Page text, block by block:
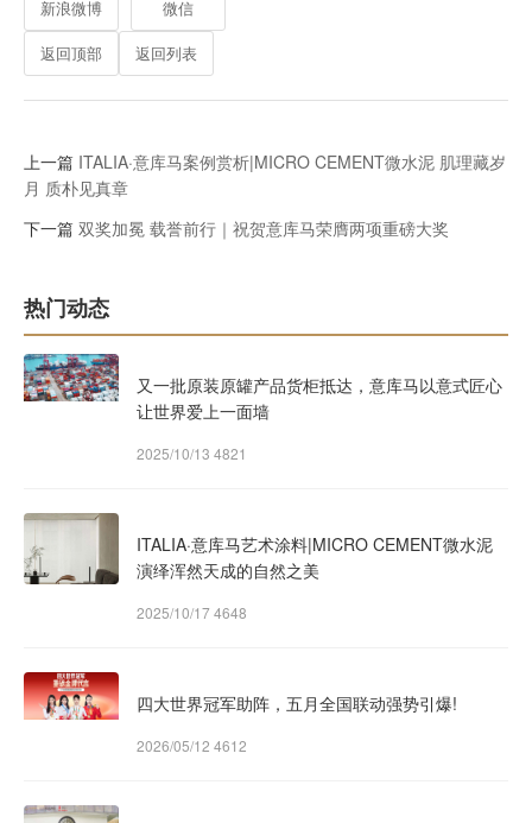
新浪微博
微信
返回顶部
返回列表
上一篇 ITALIA·意库马案例赏析|MICRO CEMENT微水泥 肌理藏岁
月 质朴见真章
下一篇 双奖加冕 载誉前行｜祝贺意库马荣膺两项重磅大奖
热门动态
又一批原装原罐产品货柜抵达，意库马以意式匠心
让世界爱上一面墙
2025/10/13 4821
ITALIA·意库马艺术涂料|MICRO CEMENT微水泥
演绎浑然天成的自然之美
2025/10/174648
四大世界冠军助阵，五月全国联动强势引爆!
2026/05/12 4612